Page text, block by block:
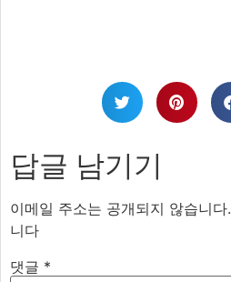
답글 남기기
이메일 주소는 공개되지 않습니다.
니다
댓글 *